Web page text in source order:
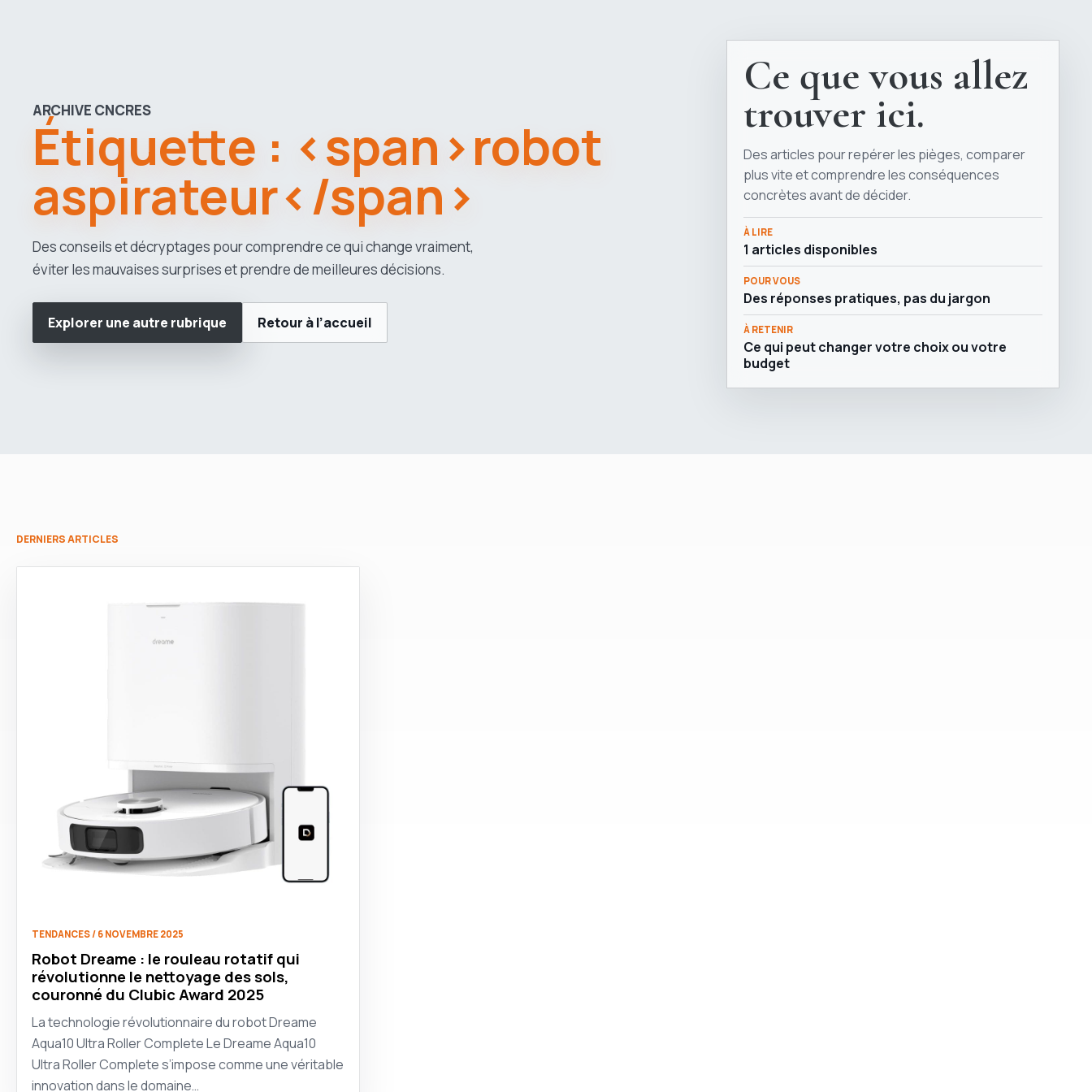
ARCHIVE CNCRES
Étiquette : <span>robot
aspirateur</span>
Des conseils et décryptages pour comprendre ce qui change vraiment,
éviter les mauvaises surprises et prendre de meilleures décisions.
Explorer une autre rubrique Retour à l’accueil
Ce que vous allez
trouver ici.
Des articles pour repérer les pièges, comparer
plus vite et comprendre les conséquences
concrètes avant de décider.
À LIRE
1 articles disponibles
POUR VOUS
Des réponses pratiques, pas du jargon
À RETENIR
Ce qui peut changer votre choix ou votre
budget
DERNIERS ARTICLES
TENDANCES / 6 NOVEMBRE 2025
Robot Dreame : le rouleau rotatif qui
révolutionne le nettoyage des sols,
couronné du Clubic Award 2025
La technologie révolutionnaire du robot Dreame
Aqua10 Ultra Roller Complete Le Dreame Aqua10
Ultra Roller Complete s’impose comme une véritable
innovation dans le domaine…